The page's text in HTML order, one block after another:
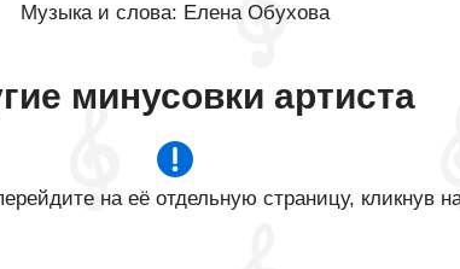
Музыка и слова: Елена Обухова
минусовки артиста
на её отдельную страницу, кликнув